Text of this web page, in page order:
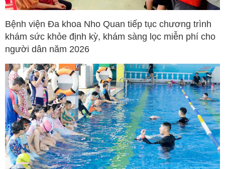
Bệnh viện Đa khoa Nho Quan tiếp tục chương trình
khám sức khỏe định kỳ, khám sàng lọc miễn phí cho
người dân năm 2026